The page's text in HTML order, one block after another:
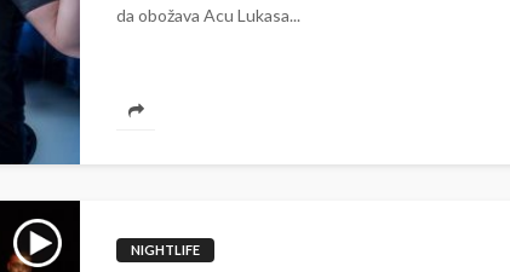
da obožava Acu Lukasa...
NIGHTLIFE